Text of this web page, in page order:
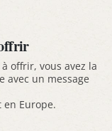
offrir, vous avez la
avec un message
en Europe.